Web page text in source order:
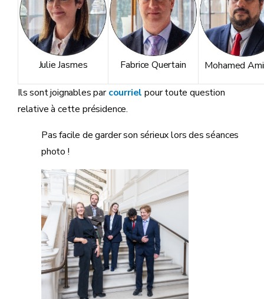
Julie Jasmes Fabrice Quertain Mohamed
Ils sont joignables parcourriel pour toute question
relative à cette présidence.
Pas facile de garder son sérieux lors des séances
photo !